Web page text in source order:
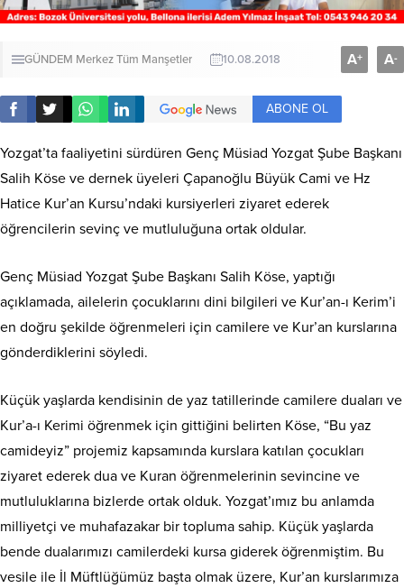
GÜNDEM MerkezTüm Manşetler 10.08.2018 A+ A-
ABONE OL
Yozgat’ta faaliyetini sürdüren Genç Müsiad Yozgat Şube Başkanı
Salih Köse ve dernek üyeleri Çapanoğlu Büyük Cami ve Hz
Hatice Kur’an Kursu’ndaki kursiyerleri ziyaret ederek
öğrencilerin sevinç ve mutluluğuna ortak oldular.
Genç Müsiad Yozgat Şube Başkanı Salih Köse, yaptığı
açıklamada, ailelerin çocuklarını dini bilgileri ve Kur’an-ı Kerim’i
en doğru şekilde öğrenmeleri için camilere ve Kur’an kurslarına
gönderdiklerini söyledi.
Küçük yaşlarda kendisinin de yaz tatillerinde camilere duaları ve
Kur’a-ı Kerimi öğrenmek için gittiğini belirten Köse, “Bu yaz
camideyiz” projemiz kapsamında kurslara katılan çocukları
ziyaret ederek dua ve Kuran öğrenmelerinin sevincine ve
mutluluklarına bizlerde ortak olduk. Yozgat’ımız bu anlamda
milliyetçi ve muhafazakar bir topluma sahip. Küçük yaşlarda
bende dualarımızı camilerdeki kursa giderek öğrenmiştim. Bu
vesile ile İl Müftlüğümüz başta olmak üzere, Kur’an kurslarımıza